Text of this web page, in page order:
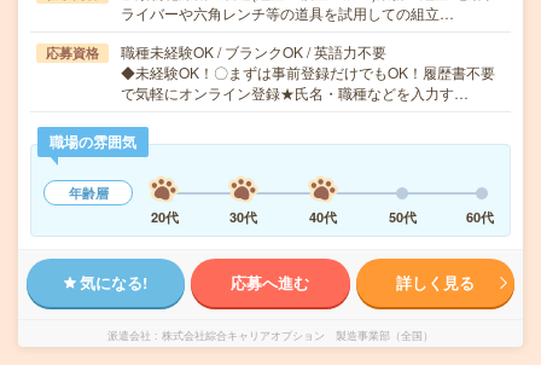
ライバーや六角レンチ等の道具を試用しての組立…
応募資格
職種未経験OK / ブランクOK / 英語力不要
◆未経験OK！〇まずは事前登録だけでもOK！履歴書不要
で気軽にオンライン登録★氏名・職種などを入力す…
職場の雰囲気
年齢層
20代
30代 40代 50代 60代
気になる! 応募へ進む 詳しく見る
派遣会社 株式会社綜合キャリアオプション 製造事業部（全国）